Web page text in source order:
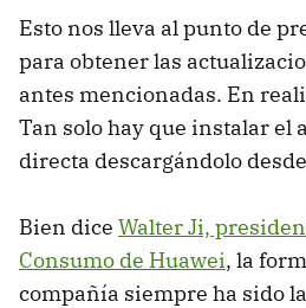
Esto nos lleva al punto de
para obtener las
antes mencionadas. En
Tan solo hay que instalar el
directa descargándolo
Bien dice Walter Ji,
Consumo de Huawei, la
compañía siempre ha sido